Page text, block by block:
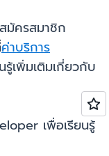
มัครสมาชิก
ค่าบริการ
รู้เพิ่มเติมเกี่ยวกับ
เพื่อเรียนรู้